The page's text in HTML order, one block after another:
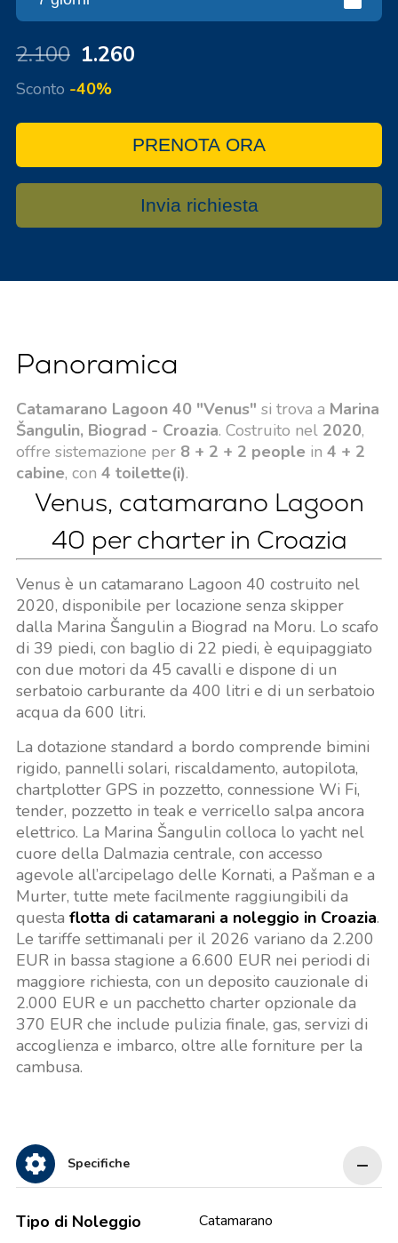
2.100 1.260
Sconto -40%
PRENOTA ORA
Invia richiesta
Panoramica
Catamarano Lagoon 40 "Venus" si trova a Marina
Šangulin, Biograd - Croazia. Costruito nel 2020,
offre sistemazione per 8 + 2 + 2 people in 4 + 2
cabine, con 4 toilette(i).
Venus, catamarano Lagoon
40 per charter in Croazia
Venus è un catamarano Lagoon 40 costruito nel
2020, disponibile per locazione senza skipper
dalla Marina Šangulin a Biograd na Moru. Lo scafo
di 39 piedi, con baglio di 22 piedi, è equipaggiato
con due motori da 45 cavalli e dispone di un
serbatoio carburante da 400 litri e di un serbatoio
acqua da 600 litri.
La dotazione standard a bordo comprende bimini
rigido, pannelli solari, riscaldamento, autopilota,
chartplotter GPS in pozzetto, connessione Wi Fi,
tender, pozzetto in teak e verricello salpa ancora
elettrico. La Marina Šangulin colloca lo yacht nel
cuore della Dalmazia centrale, con accesso
agevole all’arcipelago delle Kornati, a Pašman e a
Murter, tutte mete facilmente raggiungibili da
questa flotta di catamarani a noleggio in Croazia.
Le tariffe settimanali per il 2026 variano da 2.200
EUR in bassa stagione a 6.600 EUR nei periodi di
maggiore richiesta, con un deposito cauzionale di
2.000 EUR e un pacchetto charter opzionale da
370 EUR che include pulizia finale, gas, servizi di
accoglienza e imbarco, oltre alle forniture per la
cambusa.
Specifiche
Tipo di Noleggio Catamarano